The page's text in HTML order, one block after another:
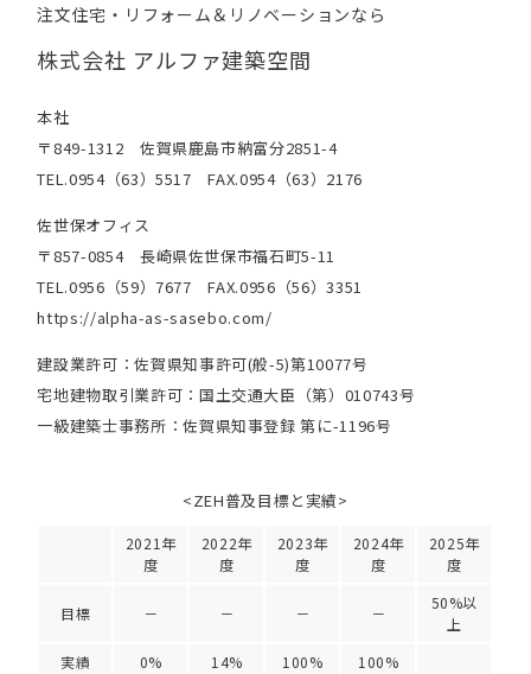
注文住宅・リフォーム＆リノベーションなら
株式会社 アルファ建築空間
本社
〒849-1312 佐賀県鹿島市納富分2851-4
TEL.0954（63）5517 FAX.0954（63）2176
佐世保オフィス
〒857-0854 長崎県佐世保市福石町5-11
TEL.0956（59）7677 FAX.0956（56）3351
https://alpha-as-sasebo.com/
建設業許可：佐賀県知事許可(般-5)第10077号
宅地建物取引業許可：国土交通大臣（第）010743号
一級建築士事務所：佐賀県知事登録 第に-1196号
<ZEH普及目標と実績>
2021年
度
2022年
度
2023年
度
2024年
度
2025年
度
目標 － － － －
50%以
上
実績
0% 14% 100% 100%